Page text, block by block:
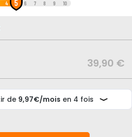
4 5 6 7 8 9 10
39,90 €